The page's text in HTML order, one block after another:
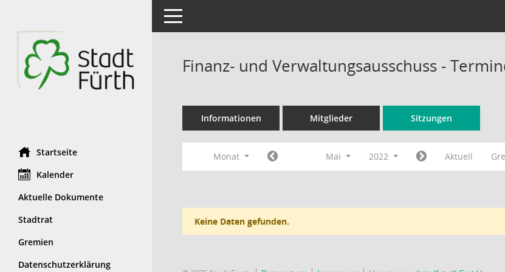
Startseite
Kalender
Aktuelle Dokumente
Stadtrat
Gremien
Datenschutzerklärung
Toggle navigation
Finanz- und Verwaltungsausschuss -
Informationen Mitglieder Sitzungen
Monat Mai 2022 Aktuell
Keine Daten gefunden.